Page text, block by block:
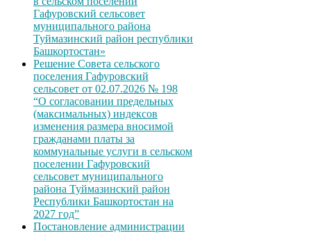
Гафуровский сельсовет
муниципального района
Туймазинский район республики
Башкортостан»
Решение Совета сельского
поселения Гафуровский
сельсовет от 02.07.2026 № 198
“О согласовании предельных
(максимальных) индексов
изменения размера вносимой
гражданами платы за
коммунальные услуги в сельском
поселении Гафуровский
сельсовет муниципального
района Туймазинский район
Республики Башкортостан на
2027 год”
Постановление администрации